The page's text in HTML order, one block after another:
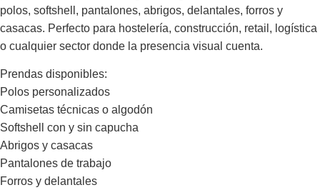
polos, softshell, pantalones, abrigos, delantales, forros y
casacas. Perfecto para hostelería, construcción, retail, logística
o cualquier sector donde la presencia visual cuenta.
Prendas disponibles:
Polos personalizados
Camisetas técnicas o algodón
Softshell con y sin capucha
Abrigos y casacas
Pantalones de trabajo
Forros y delantales